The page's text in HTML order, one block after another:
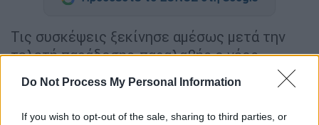
Do Not Process My Personal Information
If you wish to opt-out of the sale, sharing to third parties, or
Τις συσκέψεις ξεκίνησε αμέσως μετά την
τελετή παράδοσης-παραλαβής ο νέος
υπουργός Προστασίας του Πολίτη
σηκώνοντας τα «μανίκια» μαζί με το
επιτελείο του.